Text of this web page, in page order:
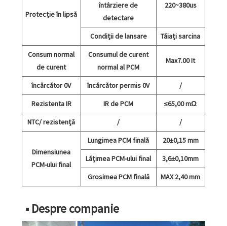
Protecție în lipsă
întârziere de
detectare
220~380us
Condiții de lansare
Tăiați sarcina
Consum normal
de curent
Consumul de curent
normal al PCM
Max7.00 It
încărcător 0V încărcător permis 0V
/
Rezistenta IR
IR de PCM
≤65,00 mΩ
NTC/ rezistență
/ /
Dimensiunea
PCM-ului final
Lungimea PCM finală
20±0,15 mm
Lățimea PCM-ului final
3,6±0,10mm
Grosimea PCM finală
MAX 2,40 mm
■ Despre companie